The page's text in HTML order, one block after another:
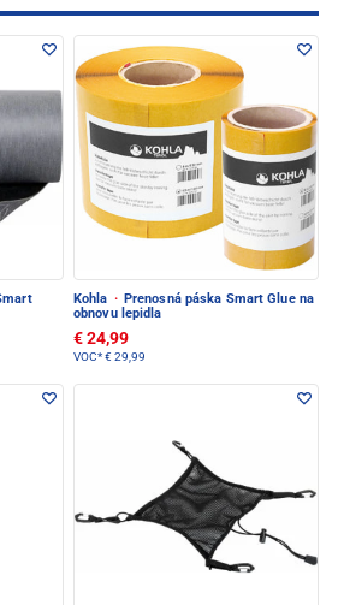
Kohla · Prenosná páska Smart Glue na
obnovu lepidla
€ 24,99
VOC*€ 29,99